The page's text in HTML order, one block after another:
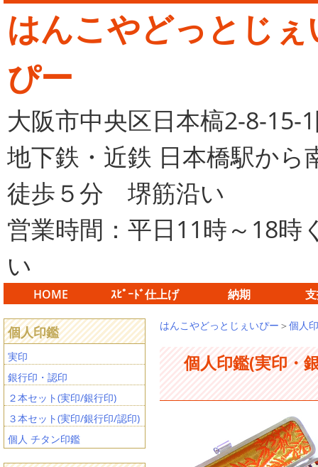
はんこやどっとじぇ
ぴー
大阪市中央区日本槁2-8-15-
地下鉄・近鉄 日本橋駅から
徒歩５分 堺筋沿い
営業時間：平日11時～18時
い
HOME ｽﾋﾟｰﾄﾞ仕上げ 納期
はんこやどっとじぇいぴー ＞ 個人
個人印鑑(実印
個人印鑑
実印
銀行印・認印
２本セット(実印/銀行印)
３本セット(実印/銀行印/認印)
個人 チタン印鑑